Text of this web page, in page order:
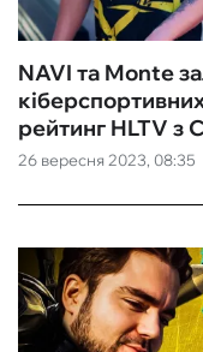
26 вересня 2023, 08:35
NAVI та Monte
рейтинг HLTV з